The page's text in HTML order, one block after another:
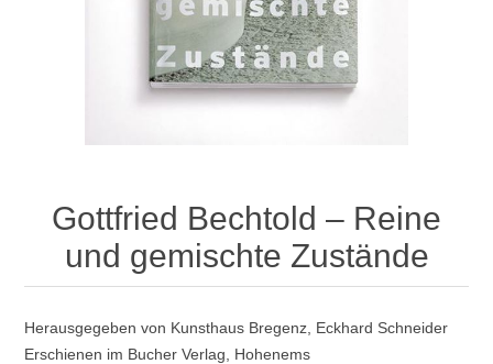
Gottfried Bechtold – Reine
und gemischte Zustände
Herausgegeben von Kunsthaus Bregenz, Eckhard Schneider
Erschienen im Bucher Verlag, Hohenems